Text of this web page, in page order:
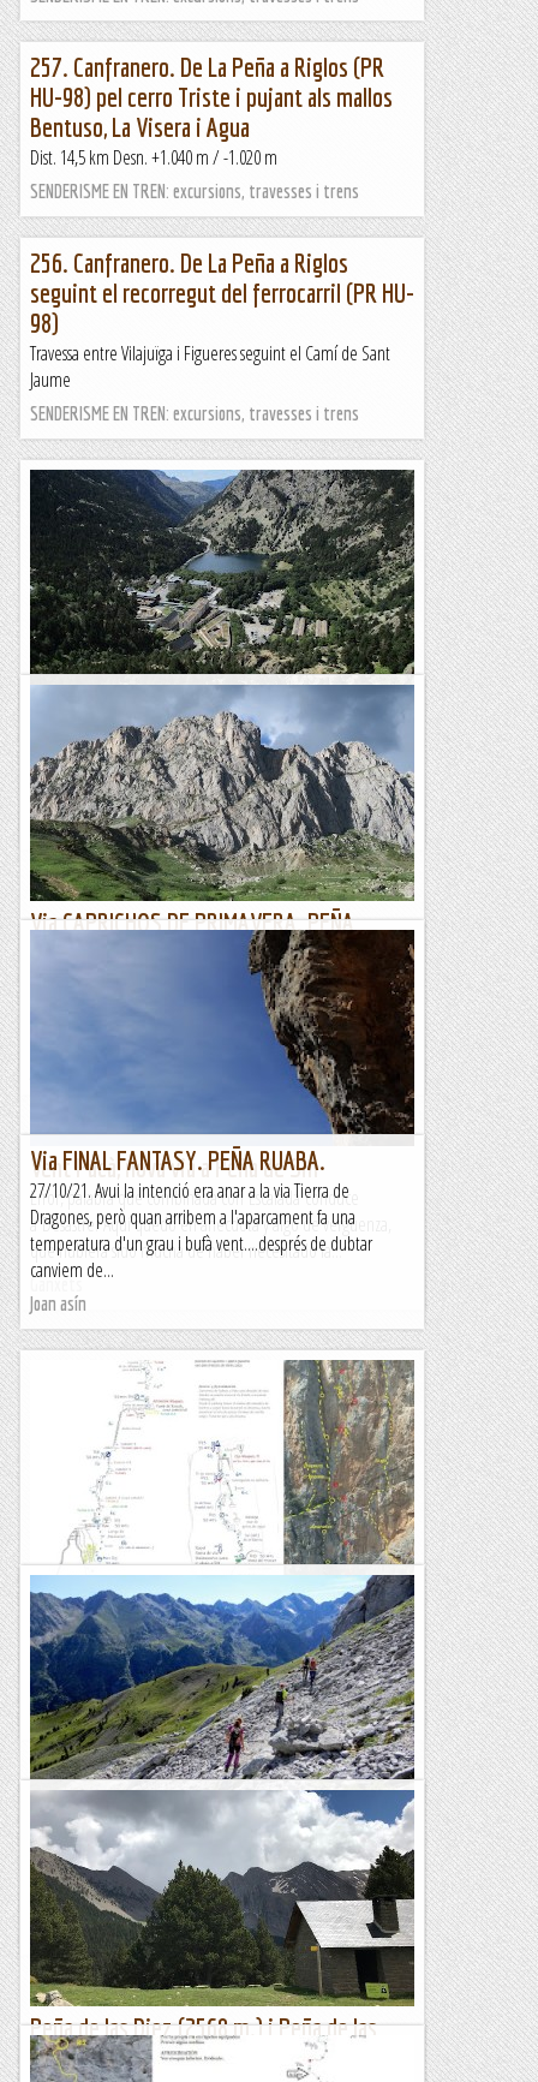
257. Canfranero. De La Peña a Riglos (PR
HU-98) pel cerro Triste i pujant als mallos
Bentuso, La Visera i Agua
Dist. 14,5 km Desn. +1.040 m / -1.020 m
SENDERISME EN TREN: excursions, travesses i trens
256. Canfranero. De La Peña a Riglos
seguint el recorregut del ferrocarril (PR HU-
98)
Travessa entre Vilajuïga i Figueres seguint el Camí de Sant
Jaume
SENDERISME EN TREN: excursions, travesses i trens
Balneari de Panticosa. Morir d'èxit.
El Balneari de Panticosa és un racó del Pirineu ple de
contrastos: a un costat (de riu) tens una zona endreçada,
ben cuidada i fins i tot bonica i, a l'altre costat, un...
Romàntic Guerrer
Via CAPRICHOS DE PRIMAVERA. PEÑA
FORATATA OCCIDENTAL 2292m.
1/06/22. Avui anem a la via Caprichos de Primavera, una via
amb D.O. Sueños Vertical, via totalment equipada i una mica
més, que desperta opinions a favor i en contra. La...
Vent Pacà, nova via a Peña de Sin
Error, palabra que combinada con Escalada conduce
a Desastre. Aquí quedó en anécdota y algo de vergüenza,
que hubiera sido mucha de haber necesitado la...
Ganxets
Via FINAL FANTASY. PEÑA RUABA.
27/10/21. Avui la intenció era anar a la via Tierra de
Dragones, però quan arribem a l'aparcament fa una
temperatura d'un grau i bufà vent....després de dubtar
canviem de...
Joan asín
Papi on Sight, nova via a Peña de Sin
Majeure en diuen els amics i veins del nord, quan troben
una via excepcional. Començada i acabada aquest estiu, la
vira ens ha proporcionat un accès relativament ràpid i...
Ganxets
Ascensió a la Peña Foratata (2.341 m)
Després de cinc intenses jornades de muntanya pel Pirineu
Francès, avui tocava tornar a casa. Abans de tornar, però, hem
volgut arrodonir la sortida amb una activitat...
Blog de muntanya
Peña de las Diez (2568 m.) i Peña de las
Once (2658 m.)